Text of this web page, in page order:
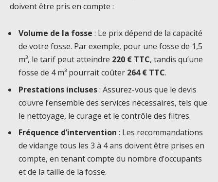
doivent être pris en compte :
Volume de la fosse : Le prix dépend de la capacité
de votre fosse. Par exemple, pour une fosse de 1,5
m³, le tarif peut atteindre 220 € TTC, tandis qu’une
fosse de 4 m³ pourrait coûter 264 € TTC.
Prestations incluses: Assurez-vous que le devis
couvre l’ensemble des services nécessaires, tels que
le nettoyage, le curage et le contrôle des filtres.
Fréquence d’intervention : Les recommandations
de vidange tous les 3 à 4 ans doivent être prises en
compte, en tenant compte du nombre d’occupants
et de la taille de la fosse.